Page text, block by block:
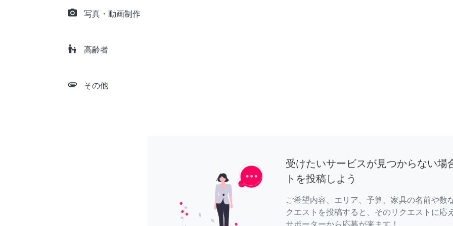
camera_alt 写真・動画制作
escalator_warning 高齢者
attachment その他
受けたいサービスが見つからない場
トを投稿しよう
ご希望内容、エリア、予算、家具の名前や数
クエストを投稿すると、そのリクエストに応
サポーターから応募が来ます！